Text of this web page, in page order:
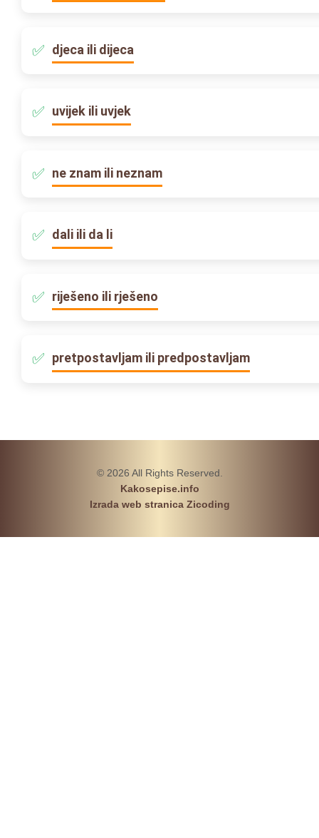
djeca ili dijeca
uvijek ili uvjek
ne znam ili neznam
dali ili da li
riješeno ili rješeno
pretpostavljam ili predpostavljam
© 2026 All Rights Reserved.
Kakosepise.info
Izrada web stranica Zicoding